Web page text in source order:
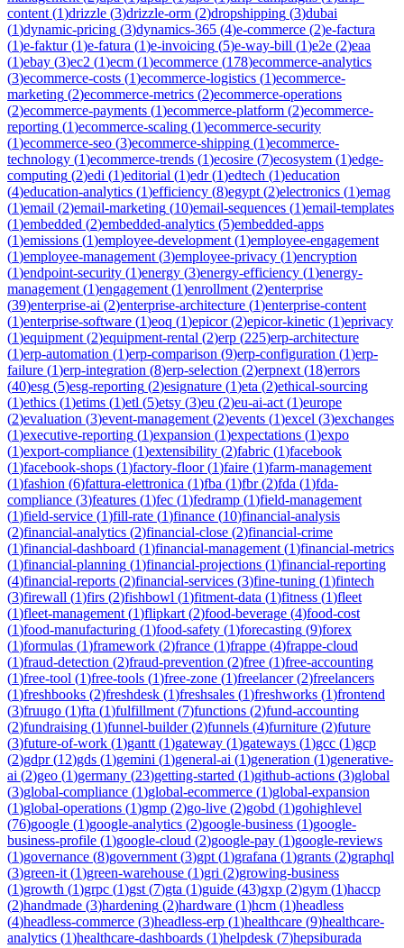
content (1)drizzle (3)drizzle-orm (2)dropshipping (3)dubai
(1)dynamic-pricing (3)dynamics-365 (4)e-commerce (2)e-factura
(1)e-faktur(1)e-fatura (1)e-invoicing (5)e-way-bill (1)e2e (2)eaa
(1)ebay (3)ec2 (1)ecm (1)ecommerce (178)ecommerce-analytics
(3)ecommerce-costs (1)ecommerce-logistics (1)ecommerce-
marketing (2)ecommerce-metrics (2)ecommerce-operations
(2)ecommerce-payments (1)ecommerce-platform (2)ecommerce-
reporting (1)ecommerce-scaling (1)ecommerce-security
(1)ecommerce-seo (3)ecommerce-shipping (1)ecommerce-
technology (1)ecommerce-trends (1)ecosire (7)ecosystem (1)edge-
computing (2)edi (1)editorial (1)edr(1)edtech (1)education
(4)education-analytics (1)efficiency (8)egypt (2)electronics (1)emag
(1)email (2)email-marketing (10)email-sequences (1)email-templates
(1)embedded (2)embedded-analytics (5)embedded-apps
(1)emissions (1)employee-development (1)employee-engagement
(1)employee-management (3)employee-privacy (1)encryption
(1)endpoint-security (1)energy (3)energy-efficiency (1)energy-
management (1)engagement (1)enrollment (2)enterprise
(39)enterprise-ai (2)enterprise-architecture (1)enterprise-content
(1)enterprise-software (1)eoq (1)epicor(2)epicor-kinetic (1)eprivacy
(1)equipment (2)equipment-rental (2)erp (225)erp-architecture
(1)erp-automation (1)erp-comparison (9)erp-configuration (1)erp-
failure (1)erp-integration (8)erp-selection (2)erpnext (18)errors
(40)esg (5)esg-reporting (2)esignature (1)eta (2)ethical-sourcing
(1)ethics (1)etims (1)etl (5)etsy (3)eu (2)eu-ai-act (1)europe
(2)evaluation (3)event-management (2)events (1)excel (3)exchanges
(1)executive-reporting (1)expansion (1)expectations (1)expo
(1)export-compliance (1)extensibility (2)fabric (1)facebook
(1)facebook-shops (1)factory-floor(1)faire (1)farm-management
(1)fashion (6)fattura-elettronica (1)fba (1)fbr(2)fda (1)fda-
compliance (3)features (1)fec (1)fedramp (1)field-management
(1)field-service (1)fill-rate (1)finance (10)financial-analysis
(2)financial-analytics (2)financial-close (2)financial-crime
(1)financial-dashboard (1)financial-management (1)financial-metrics
(1)financial-planning (1)financial-projections (1)financial-reporting
(4)financial-reports (2)financial-services (3)fine-tuning (1)fintech
(3)firewall (1)firs (2)fishbowl (1)fitment-data (1)fitness (1)fleet
(1)fleet-management (1)flipkart (2)food-beverage (4)food-cost
(1)food-manufacturing (1)food-safety (1)forecasting (9)forex
(1)formulas (1)framework (2)france (1)frappe (4)frappe-cloud
(1)fraud-detection (2)fraud-prevention (2)free (1)free-accounting
(1)free-tool (1)free-tools (1)free-zone (1)freelancer(2)freelancers
(1)freshbooks (2)freshdesk (1)freshsales (1)freshworks (1)frontend
(3)fruugo (1)fta (1)fulfillment (7)functions (2)fund-accounting
(2)fundraising (1)funnel-builder(2)funnels (4)furniture (2)future
(3)future-of-work (1)gantt (1)gateway (1)gateways (1)gcc (1)gcp
(2)gdpr(12)gds (1)gemini (1)general-ai (1)generation (1)generative-
ai (2)geo (1)germany (23)getting-started (1)github-actions (3)global
(3)global-compliance (1)global-ecommerce (1)global-expansion
(1)global-operations (1)gmp (2)go-live (2)gobd (1)gohighlevel
(76)google (1)google-analytics (2)google-business (1)google-
business-profile (1)google-cloud (2)google-pay (1)google-reviews
(1)governance (8)government (3)gpt (1)grafana (1)grants (2)graphql
(3)green-it (1)green-warehouse (1)gri (2)growing-business
(1)growth (1)grpc (1)gst (7)gta (1)guide (43)gxp (2)gym (1)haccp
(2)handmade (3)hardening (2)hardware (1)hcm (1)headless
(4)headless-commerce (3)headless-erp (1)healthcare (9)healthcare-
analytics (1)healthcare-dashboards (1)helpdesk (7)hepsiburada